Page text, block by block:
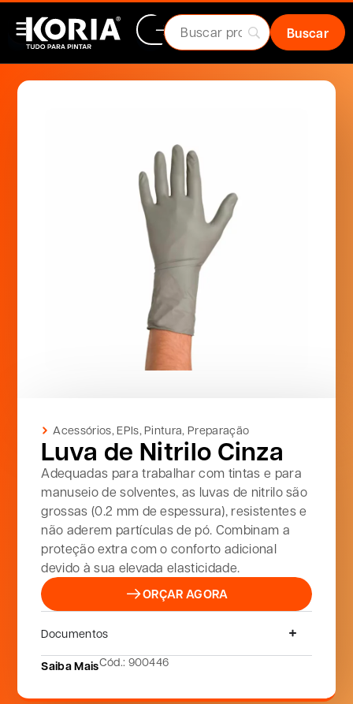
Acessórios,EPIs,Pintura,Preparação
Luva de Nitrilo Cinza
Adequadas para trabalhar com tintas e para
manuseio de solventes, as luvas de nitrilo são
grossas (0.2 mm de espessura), resistentes e
não aderem partículas de pó. Combinam a
proteção extra com o conforto adicional
devido à sua elevada elasticidade.
ORÇAR AGORA
Documentos
Saiba MaisCód.: 900446